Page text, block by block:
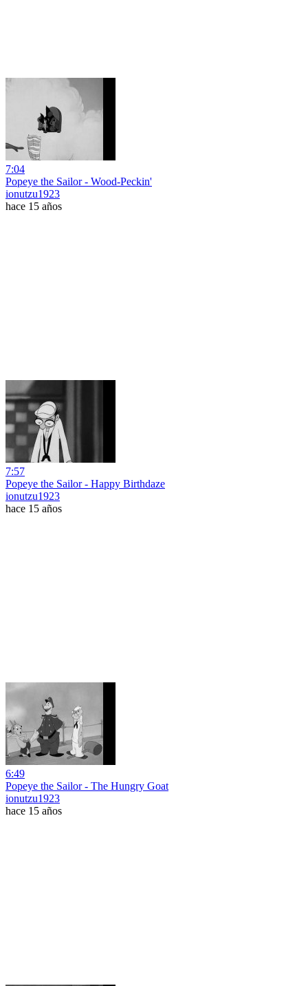
7:04
Popeye the Sailor - Wood-Peckin'
ionutzu1923
hace 15 años
7:57
Popeye the Sailor - Happy Birthdaze
ionutzu1923
hace 15 años
6:49
Popeye the Sailor - The Hungry Goat
ionutzu1923
hace 15 años